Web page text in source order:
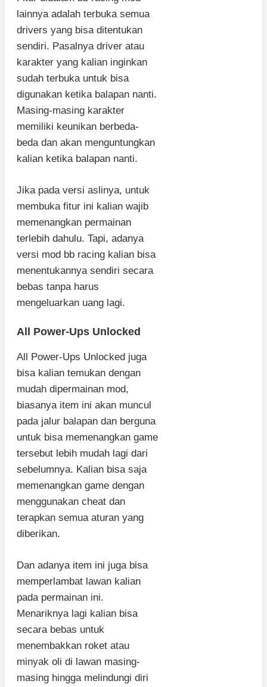
lainnya adalah terbuka semua
drivers yang bisa ditentukan
sendiri. Pasalnya driver atau
karakter yang kalian inginkan
sudah terbuka untuk bisa
digunakan ketika balapan nanti.
Masing-masing karakter
memiliki keunikan berbeda-
beda dan akan menguntungkan
kalian ketika balapan nanti.
Jika pada versi aslinya, untuk
membuka fitur ini kalian wajib
memenangkan permainan
terlebih dahulu. Tapi, adanya
versi mod bb racing kalian bisa
menentukannya sendiri secara
bebas tanpa harus
mengeluarkan uang lagi.
All Power-Ups Unlocked
All Power-Ups Unlocked juga
bisa kalian temukan dengan
mudah dipermainan mod,
biasanya item ini akan muncul
pada jalur balapan dan berguna
untuk bisa memenangkan game
tersebut lebih mudah lagi dari
sebelumnya. Kalian bisa saja
memenangkan game dengan
menggunakan cheat dan
terapkan semua aturan yang
diberikan.
Dan adanya item ini juga bisa
memperlambat lawan kalian
pada permainan ini.
Menariknya lagi kalian bisa
secara bebas untuk
menembakkan roket atau
minyak oli di lawan masing-
masing hingga melindungi diri